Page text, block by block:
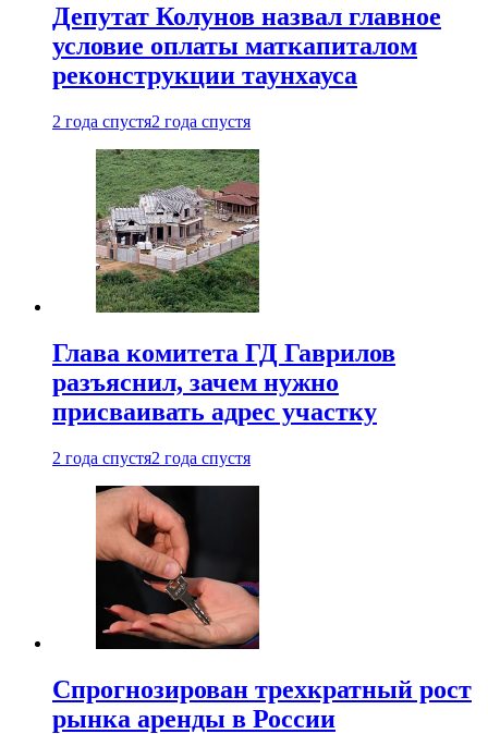
Депутат Колунов назвал главное
условие оплаты маткапиталом
реконструкции таунхауса
2 года спустя2 года спустя
Глава комитета ГД Гаврилов
разъяснил, зачем нужно
присваивать адрес участку
2 года спустя2 года спустя
Спрогнозирован трехкратный рост
рынка аренды в России